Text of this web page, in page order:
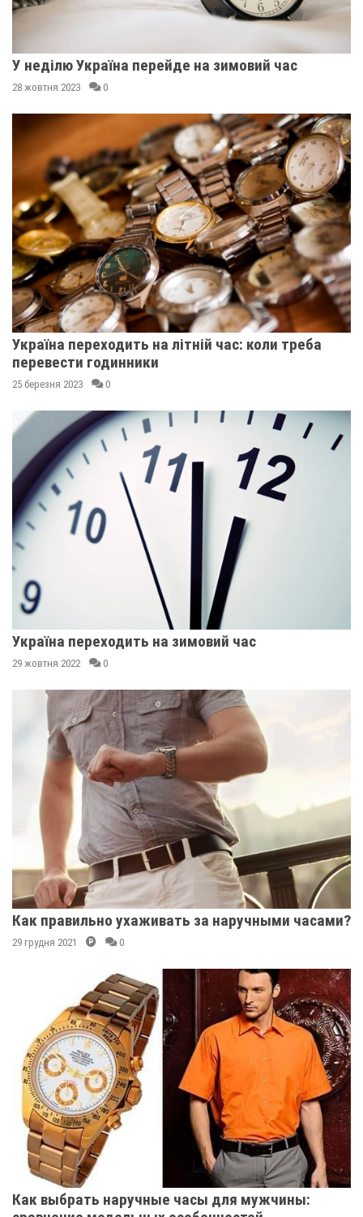
У неділю Україна перейде на зимовий час
28 жовтня 2023 0
Україна переходить на літній час: коли треба
перевести годинники
25 березня 2023 0
Україна переходить на зимовий час
29 жовтня 2022 0
Как правильно ухаживать за наручными часами?
29 грудня 2021 0
Как выбрать наручные часы для мужчины: